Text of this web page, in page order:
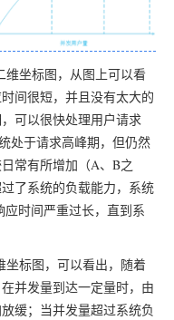
坐标图，从图上可以看
间很短，并且没有太大的
可以很快处理用户请求
处于请求高峰期，但仍然
常有所增加（A、B之
了系统的负载能力，系统
时间严重过长，直到系
标图，可以看出，随着
并发量到达一定量时，由
缓；当并发量超过系统负